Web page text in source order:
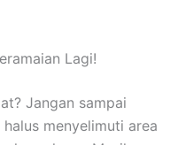
Lagi!
Jangan sampai
halus menyelimuti area